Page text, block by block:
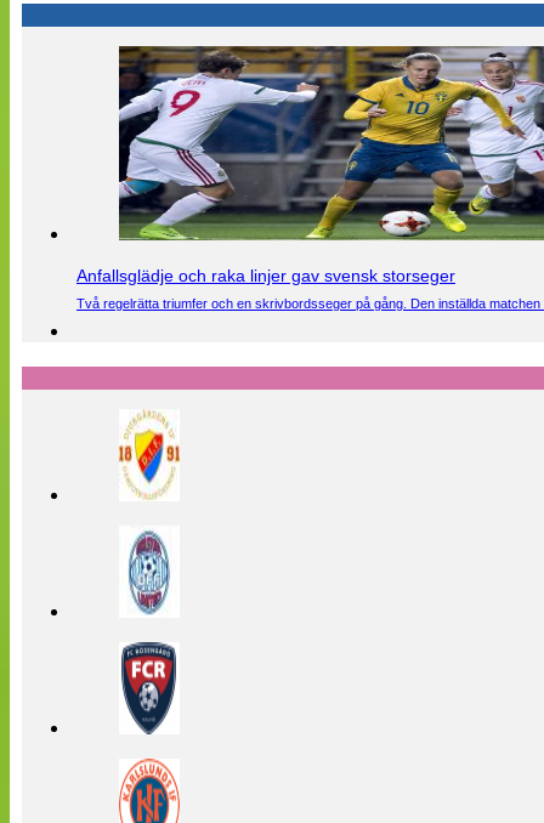
Anfallsglädje och raka linjer gav svensk storseger
Två regelrätta triumfer och en skrivbordsseger på gång. Den inställda